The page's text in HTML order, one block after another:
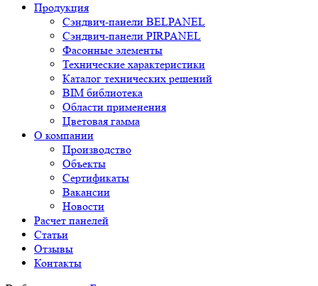
Продукция
Сэндвич-панели BELPANEL
Сэндвич-панели PIRPANEL
Фасонные элементы
Технические характеристики
Каталог технических решений
BIM библиотека
Области применения
Цветовая гамма
О компании
Производство
Объекты
Сертификаты
Вакансии
Новости
Расчет панелей
Статьи
Отзывы
Контакты